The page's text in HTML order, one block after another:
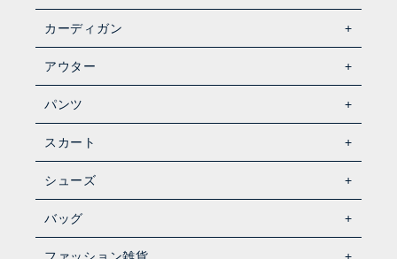
カーディガン
アウター
パンツ
スカート
シューズ
バッグ